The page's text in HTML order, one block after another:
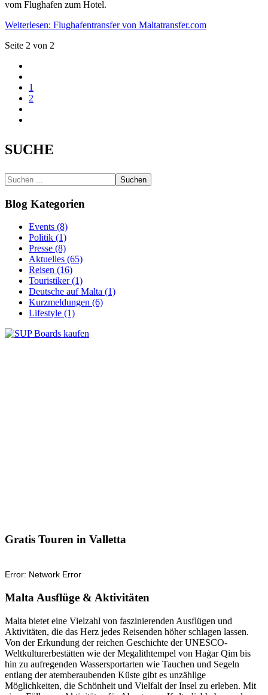
vom Flughafen zum Hotel.
Weiterlesen: Flughafentransfer von Maltatransfer.com
Seite 2 von 2
1
2
SUCHE
Suchen
Blog Kategorien
Events (8)
Politik (1)
Presse (8)
Aktuelles (65)
Reisen (16)
Touristiker (1)
Deutsche auf Malta (1)
Kurzmeldungen (6)
Lifestyle (1)
Gratis Touren in Valletta
Malta Ausflüge & Aktivitäten
Malta bietet eine Vielzahl von faszinierenden Ausflügen und
Aktivitäten, die das Herz jedes Reisenden höher schlagen lassen.
Von der Erkundung der reichen Geschichte der UNESCO-
Weltkulturerbestätten wie der Megalithtempel von Ħaġar Qim bis
hin zu aufregenden Wassersportarten wie Tauchen und Segeln
entlang der atemberaubenden Küste gibt es unzählige
Möglichkeiten, die Schönheit und Vielfalt der Insel zu erleben. Mit